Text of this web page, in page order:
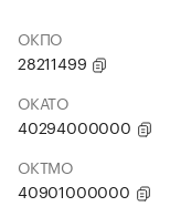
ОКПО
28211499
ОКАТО
40294000000
ОКТМО
40901000000